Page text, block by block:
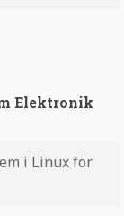
Elektronik
i Linux för